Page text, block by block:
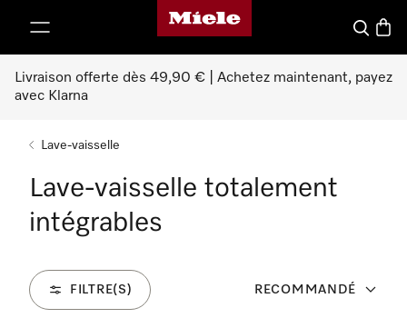
Page d'accueil Miele
Search
Livraison offerte dès 49,90 € | Achetez maintenant, payez
avec Klarna
Lave-vaisselle
Lave-vaisselle totalement
intégrables
FILTRE(S) RECOMMANDÉ